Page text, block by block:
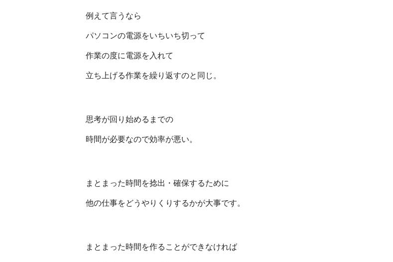
例えて言うなら
パソコンの電源をいちいち切って
作業の度に電源を入れて
立ち上げる作業を繰り返すのと同じ。
思考が回り始めるまでの
時間が必要なので効率が悪い。
まとまった時間を捻出・確保するために
他の仕事をどうやりくりするかが大事です。
まとまった時間を作ることができなければ